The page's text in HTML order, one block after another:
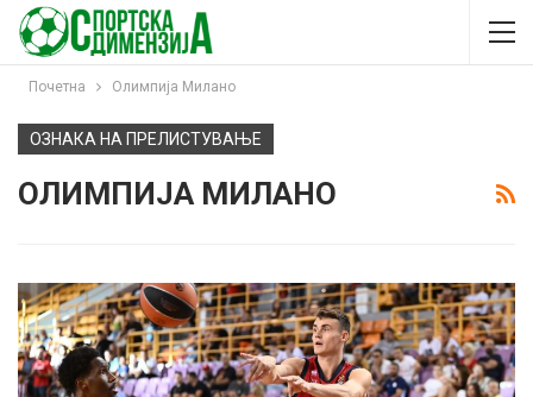
Почетна Олимпија Милано
ОЗНАКА НА ПРЕЛИСТУВАЊЕ
ОЛИМПИЈА МИЛАНО